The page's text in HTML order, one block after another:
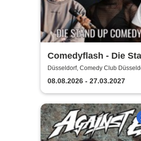
Comedyflash - Die
Comedy Show in
Düsseldorf, Comedy Club
08.08.2026 - 27.03.2027